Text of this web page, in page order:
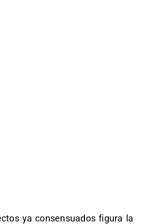
ya consensuados figura la